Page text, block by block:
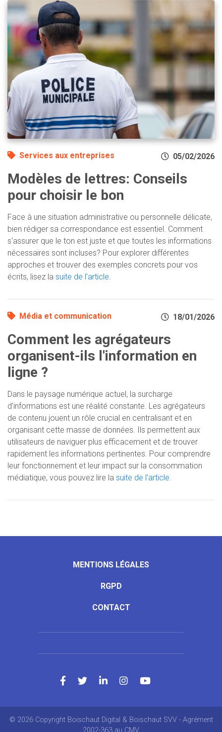
Services aux entreprises 05/02/2026
Modèles de lettres: Conseils
pour choisir le bon
Face à une situation administrative ou personnelle délicate,
bien rédiger sa correspondance est essentiel. Comment
s'assurer que le ton est juste et que toutes les informations
nécessaires sont incluses? Pour explorer différentes
approches et trouver des exemples concrets pour vos
écrits, lisez la suite de l'article.
Média et communication 18/01/2026
Comment les agrégateurs
organisent-ils l'information en
ligne ?
Dans le paysage numérique actuel, la surcharge
d'informations est une réalité constante. Les agrégateurs
de contenu jouent un rôle crucial en centralisant et en
organisant cette masse de données. Ils permettent aux
utilisateurs de naviguer plus efficacement et de trouver
rapidement les informations pertinentes. Pour comprendre
leur fonctionnement et leur impact sur la consommation
médiatique, vous pouvez lire la suite de l'article.
MENTIONS LÉGALES
RGPD
CONTACT
© 2026 Copyright Boischaut Digital & Boischaut SVV - Agrément
2002-363 au CMV